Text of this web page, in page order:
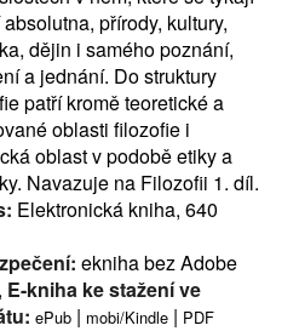
přírody, kultury,
dějin i samého poznání,
a jednání. Do struktury
patří kromě teoretické a
oblasti filozofie i
oblast v podobě etiky a
Navazuje na Filozofii 1. díl.
Elektronická kniha, 640
ekniha bez Adobe
E-kniha ke stažení ve
ePub | mobi/Kindle | PDF